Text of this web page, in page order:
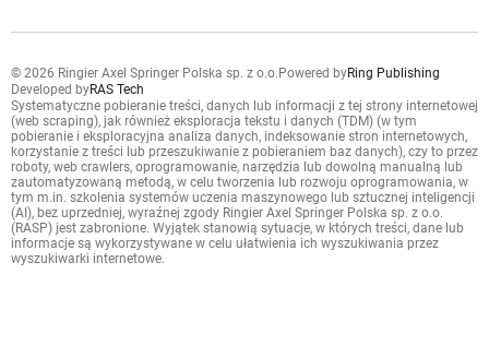
© 2026 Ringier Axel Springer Polska sp. z o.o.Powered byRing Publishing
Developed byRAS Tech
Systematyczne pobieranie treści, danych lub informacji z tej strony internetowej
(web scraping), jak również eksploracja tekstu i danych (TDM) (w tym
pobieranie i eksploracyjna analiza danych, indeksowanie stron internetowych,
korzystanie z treści lub przeszukiwanie z pobieraniem baz danych), czy to przez
roboty, web crawlers, oprogramowanie, narzędzia lub dowolną manualną lub
zautomatyzowaną metodą, w celu tworzenia lub rozwoju oprogramowania, w
tym m.in. szkolenia systemów uczenia maszynowego lub sztucznej inteligencji
(AI), bez uprzedniej, wyraźnej zgody Ringier Axel Springer Polska sp. z o.o.
(RASP) jest zabronione. Wyjątek stanowią sytuacje, w których treści, dane lub
informacje są wykorzystywane w celu ułatwienia ich wyszukiwania przez
wyszukiwarki internetowe.